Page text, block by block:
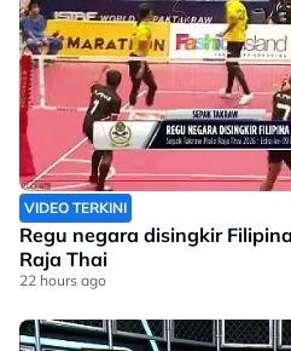
VIDEO TERKINI
Regu negara disingkir
Raja Thai
22 hours ago